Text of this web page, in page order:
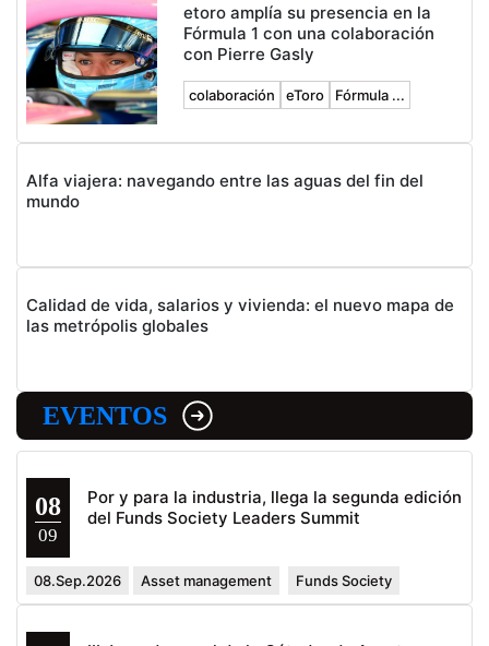
etoro amplía su presencia en la
Fórmula 1 con una colaboración
con Pierre Gasly
colaboración eToro Fórmula ...
Alfa viajera: navegando entre las aguas del fin del
mundo
Calidad de vida, salarios y vivienda: el nuevo mapa de
las metrópolis globales
EVENTOS
08
09
Por y para la industria, llega la segunda edición
del Funds Society Leaders Summit
08.Sep.2026 Asset management Funds Society